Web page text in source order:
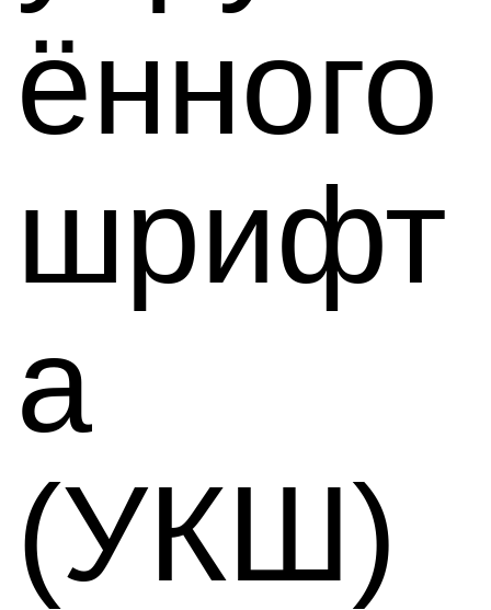
ённого
шрифт
а
(УКШ)